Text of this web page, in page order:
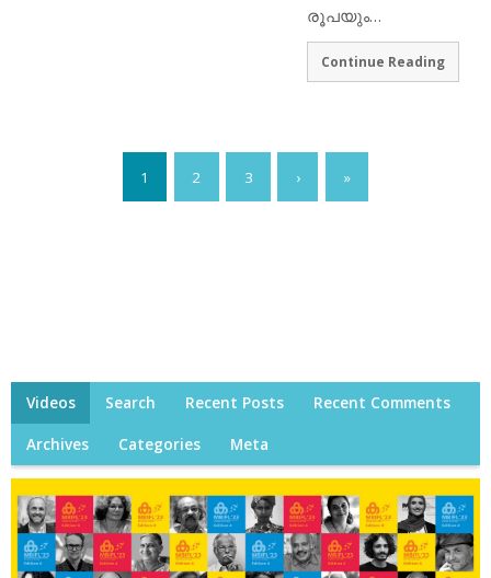
രൂപയും…
Continue Reading
1 2 3 › »
Videos Search Recent Posts Recent Comments
Archives Categories Meta